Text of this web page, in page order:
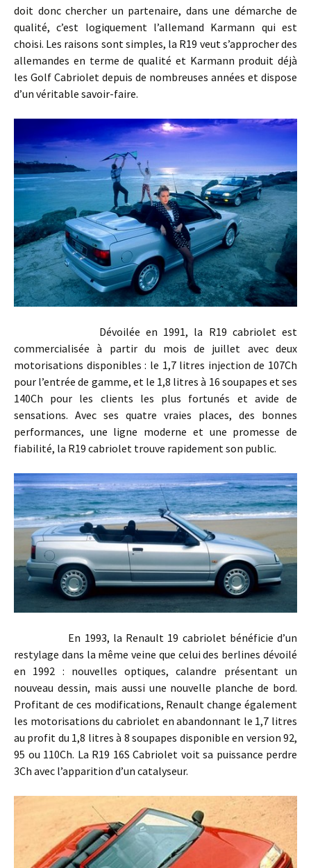
doit donc chercher un partenaire, dans une démarche de
qualité, c’est logiquement l’allemand Karmann qui est
choisi. Les raisons sont simples, la R19 veut s’approcher des
allemandes en terme de qualité et Karmann produit déjà
les Golf Cabriolet depuis de nombreuses années et dispose
d’un véritable savoir-faire.
Dévoilée en 1991, la R19 cabriolet est
commercialisée à partir du mois de juillet avec deux
motorisations disponibles : le 1,7 litres injection de 107Ch
pour l’entrée de gamme, et le 1,8 litres à 16 soupapes et ses
140Ch pour les clients les plus fortunés et avide de
sensations. Avec ses quatre vraies places, des bonnes
performances, une ligne moderne et une promesse de
fiabilité, la R19 cabriolet trouve rapidement son public.
En 1993, la Renault 19 cabriolet bénéficie d’un
restylage dans la même veine que celui des berlines dévoilé
en 1992 : nouvelles optiques, calandre présentant un
nouveau dessin, mais aussi une nouvelle planche de bord.
Profitant de ces modifications, Renault change également
les motorisations du cabriolet en abandonnant le 1,7 litres
au profit du 1,8 litres à 8 soupapes disponible en version 92,
95 ou 110Ch. La R19 16S Cabriolet voit sa puissance perdre
3Ch avec l’apparition d’un catalyseur.